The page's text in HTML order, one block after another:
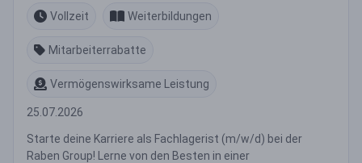
Vollzeit
Weiterbildungen
Mitarbeiterrabatte
Vermögenswirksame Leistung
25.07.2026
Starte deine Karriere als Fachlagerist (m/w/d) bei der
Raben Group! Lerne von den Besten in einer